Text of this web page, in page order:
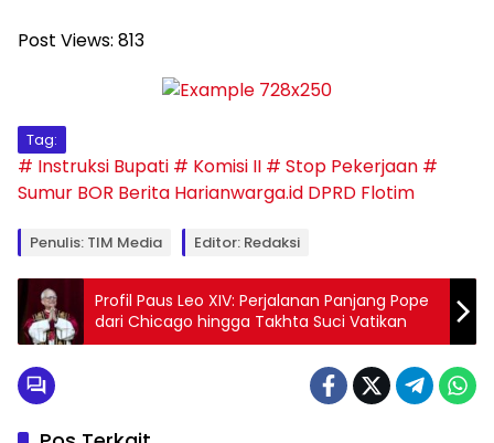
Post Views: 813
Tag:
# Instruksi Bupati # Komisi II # Stop Pekerjaan #
Sumur BOR Berita Harianwarga.id DPRD Flotim
Penulis: TIM Media Editor: Redaksi
Profil Paus Leo XIV: Perjalanan Panjang Pope
dari Chicago hingga Takhta Suci Vatikan